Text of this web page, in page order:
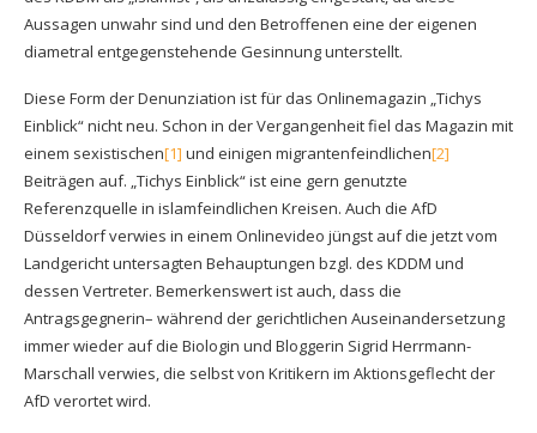
Aussagen unwahr sind und den Betroffenen eine der eigenen
diametral entgegenstehende Gesinnung unterstellt.
Diese Form der Denunziation ist für das Onlinemagazin „Tichys
Einblick“ nicht neu. Schon in der Vergangenheit fiel das Magazin mit
einem sexistischen[1] und einigen migrantenfeindlichen[2]
Beiträgen auf. „Tichys Einblick“ ist eine gern genutzte
Referenzquelle in islamfeindlichen Kreisen. Auch die AfD
Düsseldorf verwies in einem Onlinevideo jüngst auf die jetzt vom
Landgericht untersagten Behauptungen bzgl. des KDDM und
dessen Vertreter. Bemerkenswert ist auch, dass die
Antragsgegnerin– während der gerichtlichen Auseinandersetzung
immer wieder auf die Biologin und Bloggerin Sigrid Herrmann-
Marschall verwies, die selbst von Kritikern im Aktionsgeflecht der
AfD verortet wird.